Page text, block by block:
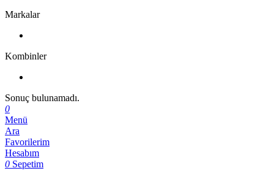
Markalar
Kombinler
Sonuç bulunamadı.
0
Menü
Ara
Favorilerim
Hesabım
0 Sepetim